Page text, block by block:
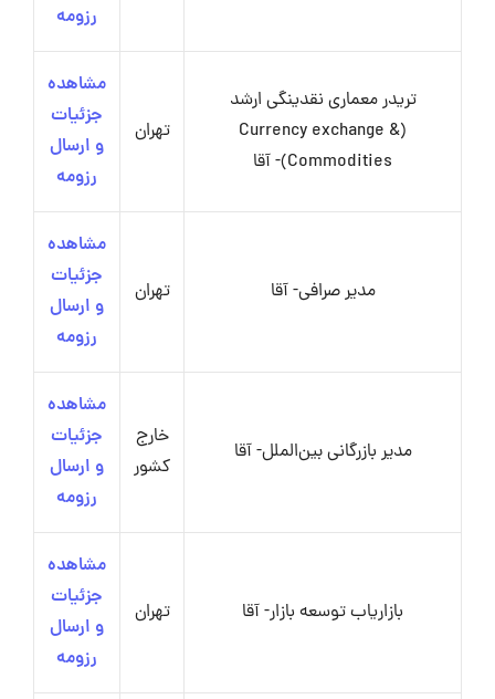
رزومه
تریدر معماری نقدینگی ارشد
(Currency exchange &
Commodities)- آقا
تهران
مشاهده
جزئیات
و ارسال
رزومه
مدیر صرافی- آقا تهران
مشاهده
جزئیات
و ارسال
رزومه
مدیر بازرگانی بین‌الملل- آقا
خارج
کشور
مشاهده
جزئیات
و ارسال
رزومه
بازاریاب توسعه بازار- آقا تهران
مشاهده
جزئیات
و ارسال
رزومه